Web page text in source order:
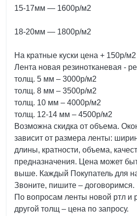
15-17мм — 1600р/м2
18-20мм — 1800р/м2
На кратные куски цена + 150р/м2
Лента новая резинотканевая -
толщ. 5 мм – 3000р/м2
толщ. 8 мм – 3500р/м2
толщ. 10 мм – 4000р/м2
толщ. 12-14 мм – 4500р/м2
Возможна скидка от объема.
зависит от размера ленты:
длины, кратности, объема,
предназначения. Цена может
выше. Каждый Покупатель для
Звоните, пишите – договоримся.
По вопросам ленты новой ртл и
другой толщ – цена по запросу.